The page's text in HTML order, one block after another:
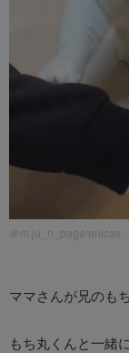
＠m.ju_n_page/anicas
ママさんが兄のも
もち丸くんと一緒